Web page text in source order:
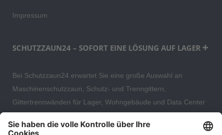
Impressum
SCHUTZZAUN24 – SOFORT EINE LÖSUNG AUF LAGER
Bei Schutzzaun24 erwartet Sie eine große Auswahl an
Maschinenschutzzaun, Schutz- und Trenngittern,
Gittertrennwänden für Lager, Wohngebäude und Data Center
hochwertige Gartenzäune und Zaunsysteme für die sichere